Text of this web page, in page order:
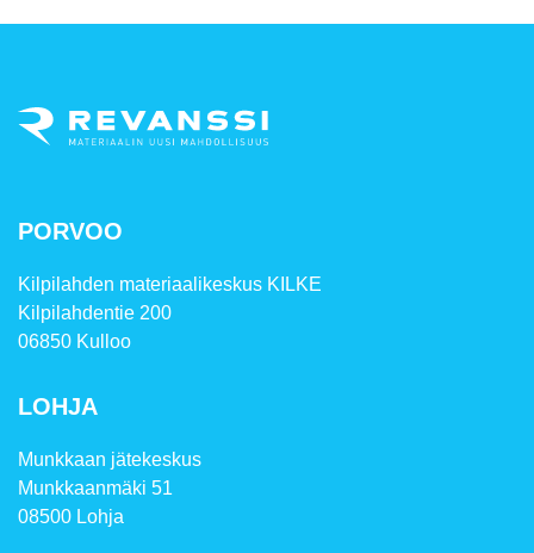
PORVOO
Kilpilahden materiaalikeskus KILKE
Kilpilahdentie 200
06850 Kulloo
LOHJA
Munkkaan jätekeskus
Munkkaanmäki 51
08500 Lohja